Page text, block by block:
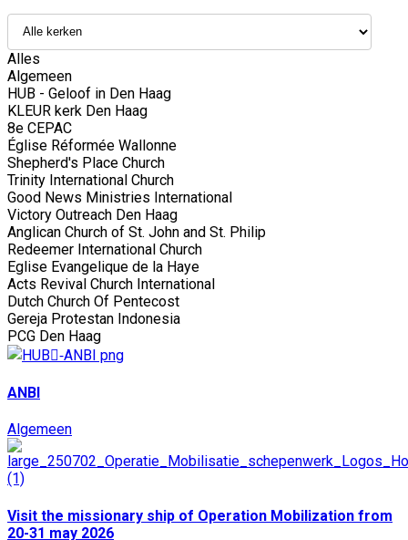
Alles
Algemeen
HUB - Geloof in Den Haag
KLEUR kerk Den Haag
8e CEPAC
Église Réformée Wallonne
Shepherd's Place Church
Trinity International Church
Good News Ministries International
Victory Outreach Den Haag
Anglican Church of St. John and St. Philip
Redeemer International Church
Eglise Evangelique de la Haye
Acts Revival Church International
Dutch Church Of Pentecost
Gereja Protestan Indonesia
PCG Den Haag
ANBI
Algemeen
Visit the missionary ship of Operation Mobilization from
20-31 may 2026